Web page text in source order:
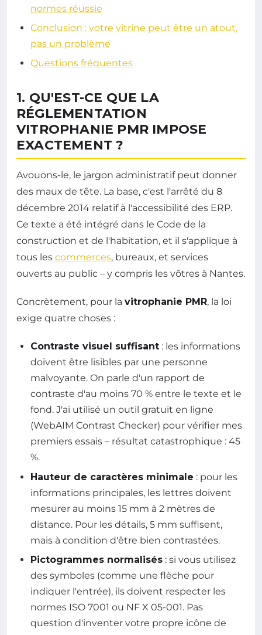
normes réussie
Conclusion : votre vitrine peut être un atout,
pas un problème
Questions fréquentes
1. QU'EST-CE QUE LA
RÉGLEMENTATION
VITROPHANIE PMR IMPOSE
EXACTEMENT ?
Avouons-le, le jargon administratif peut donner
des maux de tête. La base, c'est l'arrêté du 8
décembre 2014 relatif à l'accessibilité des ERP.
Ce texte a été intégré dans le Code de la
construction et de l'habitation, et il s'applique à
tous les commerces, bureaux, et services
ouverts au public – y compris les vôtres à Nantes.
Concrètement, pour la vitrophanie PMR, la loi
exige quatre choses :
Contraste visuel suffisant : les informations
doivent être lisibles par une personne
malvoyante. On parle d'un rapport de
contraste d'au moins 70 % entre le texte et le
fond. J'ai utilisé un outil gratuit en ligne
(WebAIM Contrast Checker) pour vérifier mes
premiers essais – résultat catastrophique : 45
%.
Hauteur de caractères minimale : pour les
informations principales, les lettres doivent
mesurer au moins 15 mm à 2 mètres de
distance. Pour les détails, 5 mm suffisent,
mais à condition d'être bien contrastées.
Pictogrammes normalisés : si vous utilisez
des symboles (comme une flèche pour
indiquer l'entrée), ils doivent respecter les
normes ISO 7001 ou NF X 05-001. Pas
question d'inventer votre propre icône de